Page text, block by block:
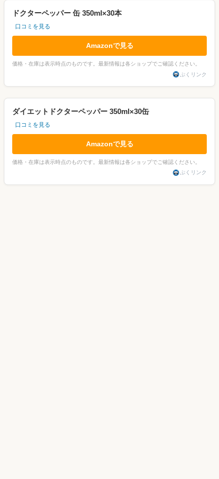
ドクターペッパー 缶 350ml×30本
口コミを見る
Amazonで見る
価格・在庫は表示時点のものです。最新情報は各ショップでご確認ください。
ぷくリンク
ダイエットドクターペッパー 350ml×30缶
口コミを見る
Amazonで見る
価格・在庫は表示時点のものです。最新情報は各ショップでご確認ください。
ぷくリンク